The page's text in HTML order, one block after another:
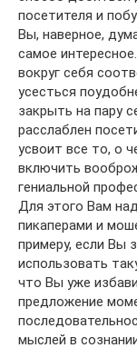
посетителя и
Вы, наверное,
самое
вокруг себя
усесться
закрыть на пару
расслаблен
усвоит все то, о
включить
гениальной
Для этого Вам
пикаперами и
примеру, если Вы
использовать
что Вы уже
предложение
мыслей в